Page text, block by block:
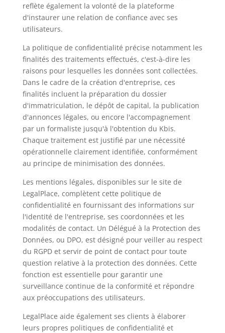
reflète également la volonté de la plateforme
d'instaurer une relation de confiance avec ses
utilisateurs.
La politique de confidentialité précise notamment les
finalités des traitements effectués, c'est-à-dire les
raisons pour lesquelles les données sont collectées.
Dans le cadre de la création d'entreprise, ces
finalités incluent la préparation du dossier
d'immatriculation, le dépôt de capital, la publication
d'annonces légales, ou encore l'accompagnement
par un formaliste jusqu'à l'obtention du Kbis.
Chaque traitement est justifié par une nécessité
opérationnelle clairement identifiée, conformément
au principe de minimisation des données.
Les mentions légales, disponibles sur le site de
LegalPlace, complètent cette politique de
confidentialité en fournissant des informations sur
l'identité de l'entreprise, ses coordonnées et les
modalités de contact. Un Délégué à la Protection des
Données, ou DPO, est désigné pour veiller au respect
du RGPD et servir de point de contact pour toute
question relative à la protection des données. Cette
fonction est essentielle pour garantir une
surveillance continue de la conformité et répondre
aux préoccupations des utilisateurs.
LegalPlace aide également ses clients à élaborer
leurs propres politiques de confidentialité et